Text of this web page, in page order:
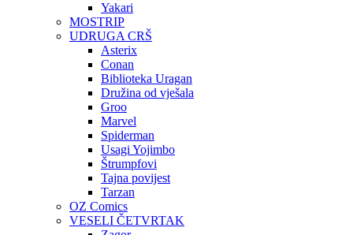
Yakari
MOSTRIP
UDRUGA CRŠ
Asterix
Conan
Biblioteka Uragan
Družina od vješala
Groo
Marvel
Spiderman
Usagi Yojimbo
Štrumpfovi
Tajna povijest
Tarzan
OZ Comics
VESELI ČETVRTAK